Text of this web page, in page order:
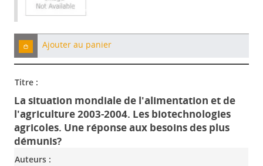
Ajouter au panier
Titre :
La situation mondiale de l'alimentation et de
l'agriculture 2003-2004. Les biotechnologies
agricoles. Une réponse aux besoins des plus
démunis?
Auteurs :